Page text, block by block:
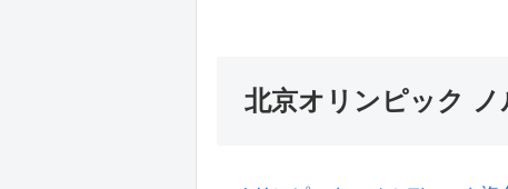
北京オリンピック